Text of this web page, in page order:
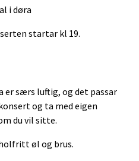
i døra
startar kl 19.
er særs luftig, og det passar
og ta med eigen
du vil sitte.
øl og brus.